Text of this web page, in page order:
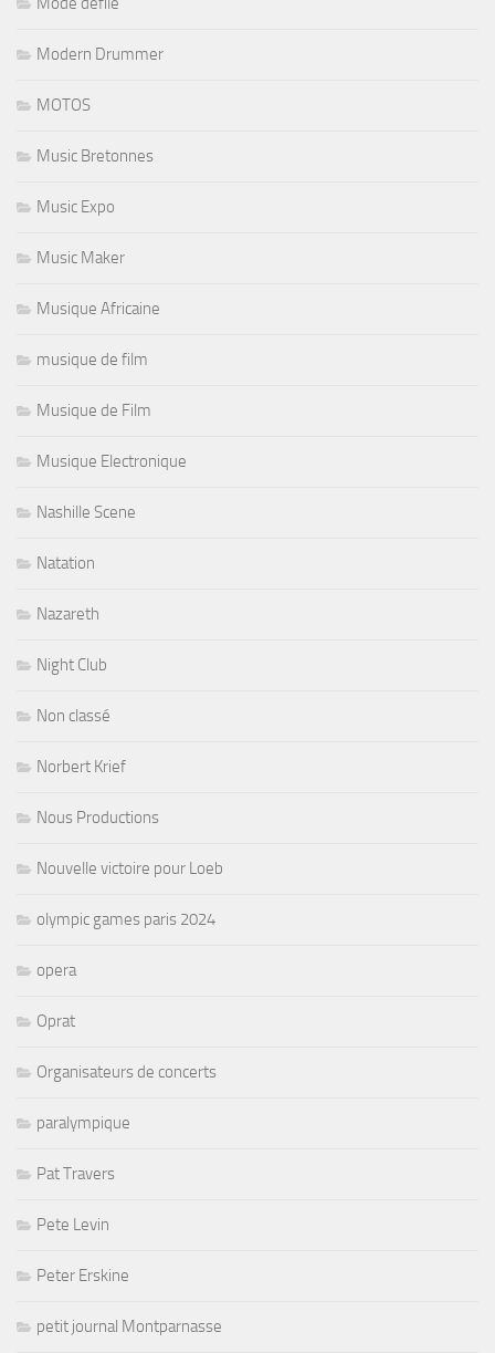
Modern Drummer
MOTOS
Music Bretonnes
Music Expo
Music Maker
Musique Africaine
musique de film
Musique de Film
Musique Electronique
Nashille Scene
Natation
Nazareth
Night Club
Non classé
Norbert Krief
Nous Productions
Nouvelle victoire pour Loeb
olympic games paris 2024
opera
Oprat
Organisateurs de concerts
paralympique
Pat Travers
Pete Levin
Peter Erskine
petit journal Montparnasse